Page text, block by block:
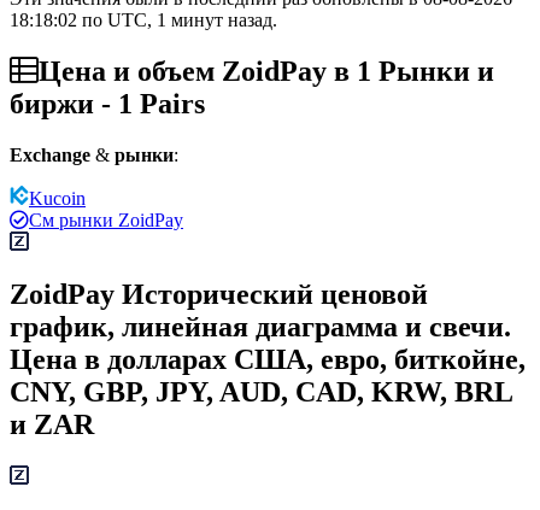
18:18:02 по UTC, 1 минут назад.
Цена и объем ZoidPay в 1 Рынки и
биржи - 1 Pairs
Exchange & рынки:
Kucoin
См рынки ZoidPay
ZoidPay Исторический ценовой
график, линейная диаграмма и свечи.
Цена в долларах США, евро, биткойне,
CNY, GBP, JPY, AUD, CAD, KRW, BRL
и ZAR